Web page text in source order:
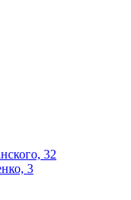
32
3